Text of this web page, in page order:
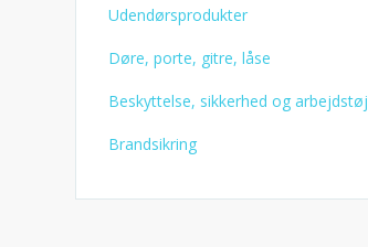
Udendørsprodukter
Døre, porte, gitre, låse
Beskyttelse, sikkerhed og arbejdstøj
Brandsikring